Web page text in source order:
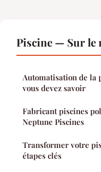
Piscine — Sur le
Automatisation de la
vous devez savoir
Fabricant piscines
Neptune Piscines
Transformer votre
étapes clés